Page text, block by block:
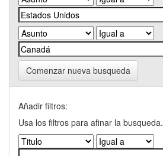
Comenzar nueva busqueda
Añadir filtros:
Usa los filtros para afinar la busqueda.